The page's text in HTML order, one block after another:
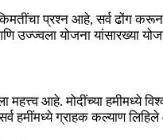
किमतींचा प्रश्न आहे, सर्व ढोंग
उज्ज्वला योजना यांसारख्या
महत्त्व आहे. मोदींच्या
हमींमध्ये ग्राहक कल्याण